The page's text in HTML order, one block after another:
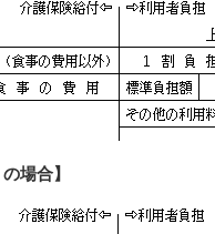
場合】